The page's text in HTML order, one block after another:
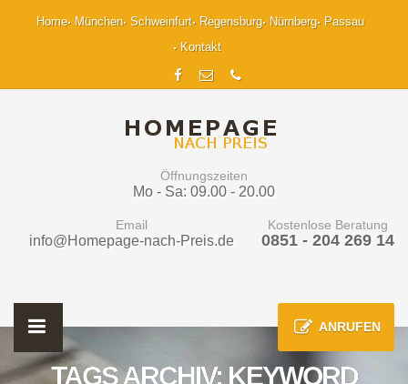
Home München Schweinfurt Regensburg Nürnberg
Passau
Kontakt
Öffnungszeiten
Mo - Sa: 09.00 - 20.00
Email
info@Homepage-nach-Preis.de
Kostenlose Beratung
0851 - 204 269 14
ANRUFEN
TAGS ARCHIV: KEYWORD